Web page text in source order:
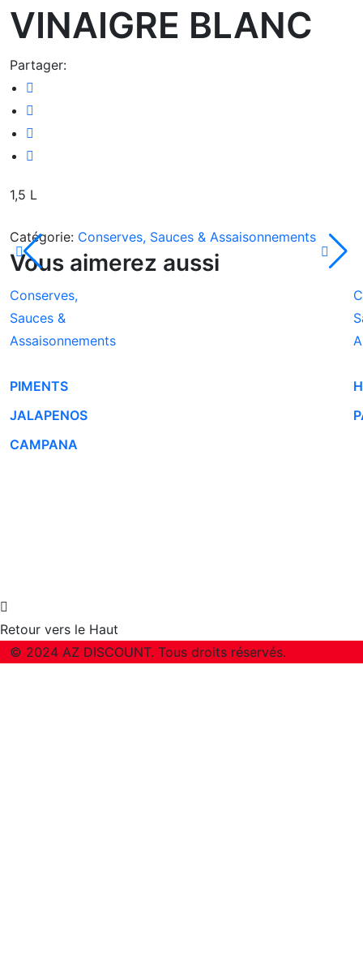
VINAIGRE BLANC
Partager:
1,5 L
Catégorie: Conserves, Sauces & Assaisonnements
Vous aimerez aussi
Conserves,
Sauces &
Assaisonnements
PIMENTS
JALAPENOS
CAMPANA
Retour vers le Haut
© 2024 AZ DISCOUNT. Tous droits réservés.